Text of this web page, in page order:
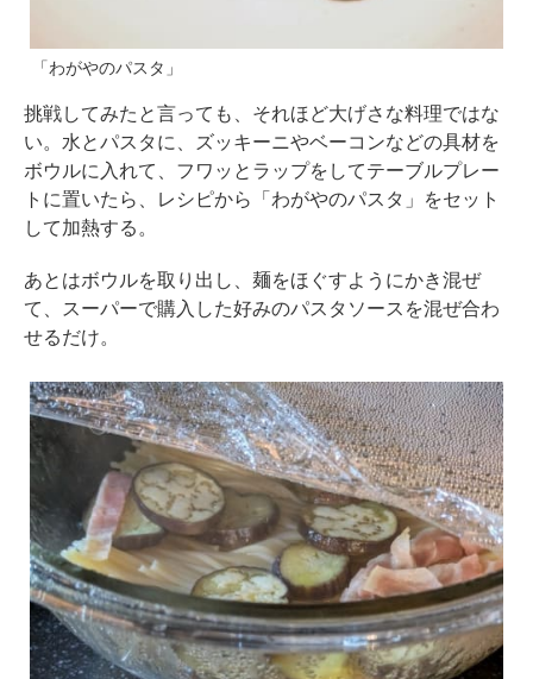
「わがやのパスタ」
挑戦してみたと言っても、それほど大げさな料理ではな
い。水とパスタに、ズッキーニやベーコンなどの具材を
ボウルに入れて、フワッとラップをしてテーブルプレー
トに置いたら、レシピから「わがやのパスタ」をセット
して加熱する。
あとはボウルを取り出し、麺をほぐすようにかき混ぜ
て、スーパーで購入した好みのパスタソースを混ぜ合わ
せるだけ。